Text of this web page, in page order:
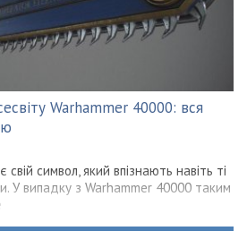
Warhammer 40000: вся
свій символ, який впізнають навіть ті
випадку з Warhammer 40000 таким